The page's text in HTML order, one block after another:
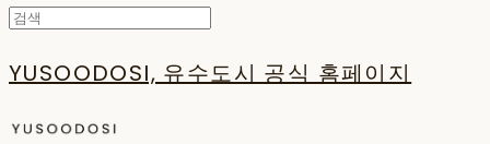
YUSOODOSI, 유수도시 공식 홈페이지